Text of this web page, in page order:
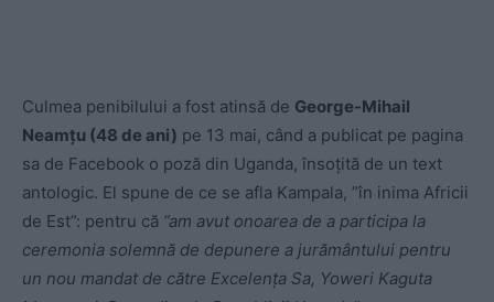
Culmea penibilului a fost atinsă de George-Mihail
Neamțu (48 de ani) pe 13 mai, când a publicat pe pagina
sa de Facebook o poză din Uganda, însoțită de un text
antologic. El spune de ce se afla Kampala, ”în inima Africii
de Est”: pentru că ”am avut onoarea de a participa la
ceremonia solemnă de depunere a jurământului pentru
un nou mandat de către Excelența Sa, Yoweri Kaguta